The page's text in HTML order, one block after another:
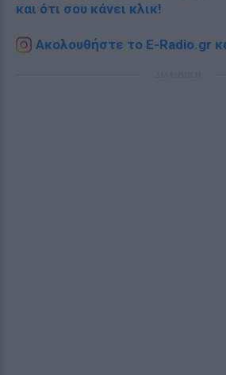
και ότι σου κάνει κλικ!
Ακολουθήστε το E-Radio.gr